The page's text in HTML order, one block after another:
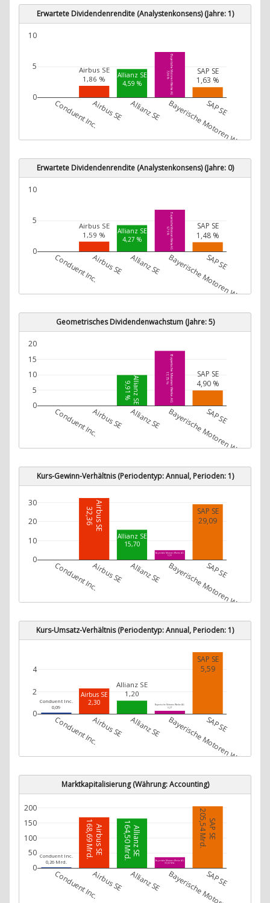
Erwartete Dividendenrendite (Analystenkonsens) (Jahre: 1)
Airbus SE
1,86 % Allianz SE
4,59 % Bayerische Motoren Werke AG
7,36 % SAP SE
1,63 %
Conduent Inc.Airbus SE Allianz SE Bayerische Motoren Werke AG
SAP SE
0
5
10
Erwartete Dividendenrendite (Analystenkonsens) (Jahre: 0)
Airbus SE
1,59 % Allianz SE
4,27 % Bayerische Motoren Werke AG
6,76 % SAP SE
1,48 %
Conduent Inc.Airbus SE Allianz SE Bayerische Motoren Werke AG
SAP SE
0
5
10
Geometrisches Dividendenwachstum (Jahre: 5)
Allianz SE
9,91 % Bayerische Motoren Werke AG
17,75 % SAP SE
4,90 %
Conduent Inc.Airbus SE Allianz SE Bayerische Motoren Werke AG
SAP SE
0
5
10
15
20
Kurs-Gewinn-Verhältnis (Periodentyp: Annual, Perioden: 1)
Airbus SE
32,36
Allianz SE
15,70
Bayerische Motoren Werke AG
5,03
SAP SE
29,09
Conduent Inc.Airbus SE Allianz SE Bayerische Motoren Werke AG
SAP SE
0
10
20
30
Kurs-Umsatz-Verhältnis (Periodentyp: Annual, Perioden: 1)
Conduent Inc.
0,09
Airbus SE
2,30
Allianz SE
1,20
Bayerische Motoren Werke AG
0,27
SAP SE
5,59
Conduent Inc.Airbus SE Allianz SE Bayerische Motoren Werke AG
SAP SE
0
2
4
Marktkapitalisierung (Währung: Accounting)
Conduent Inc.
0,26 Mrd.
Airbus SE
168,69 Mrd. Allianz SE
164,50 Mrd.
Bayerische Motoren Werke AG
35,66 Mrd.
SAP SE
205,54 Mrd.
Conduent Inc.Airbus SE Allianz SE SAP SE
0
50
100
150
200